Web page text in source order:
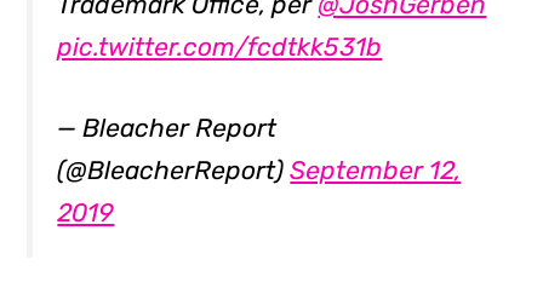
pic.twitter.com/fcdtkk531b
— Bleacher Report
(@BleacherReport)September 12,
2019